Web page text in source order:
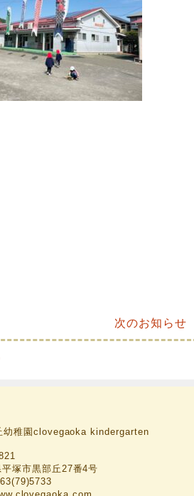
次のお知らせ
塚市黒部丘27番4号